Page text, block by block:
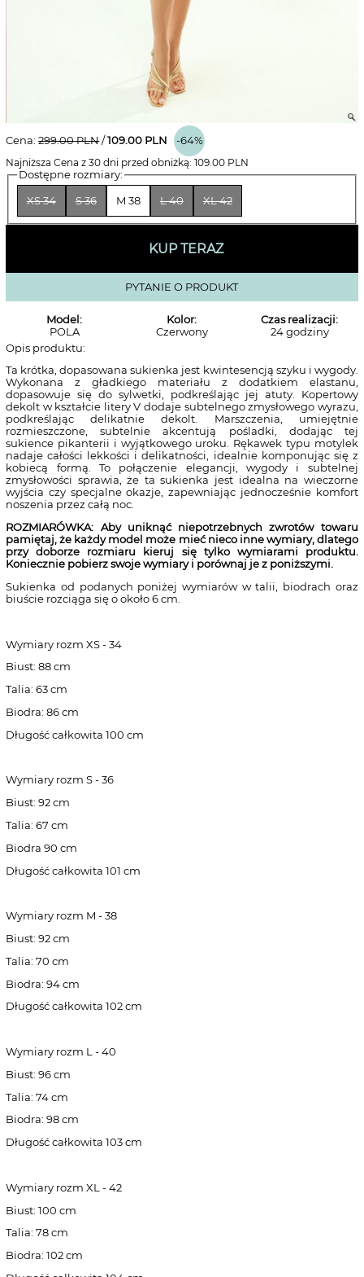
Cena:299.00PLN /109.00 PLN
-64%
Najniższa Cena z 30 dni przed obniżką:109.00 PLN
Dostępne rozmiary:
XS 34 S 36 M 38 L 40 XL 42
KUP TERAZ
PYTANIE O PRODUKT
Model:
POLA
Kolor:
Czerwony
Czas realizacji:
24 godziny
Opis produktu:
Ta krótka, dopasowana sukienka jest kwintesencją szyku i wygody.
Wykonana z gładkiego materiału z dodatkiem elastanu,
dopasowuje się do sylwetki, podkreślając jej atuty. Kopertowy
dekolt w kształcie litery V dodaje subtelnego zmysłowego wyrazu,
podkreślając delikatnie dekolt. Marszczenia, umiejętnie
rozmieszczone, subtelnie akcentują pośladki, dodając tej
sukience pikanterii i wyjątkowego uroku. Rękawek typu motylek
nadaje całości lekkości i delikatności, idealnie komponując się z
kobiecą formą. To połączenie elegancji, wygody i subtelnej
zmysłowości sprawia, że ta sukienka jest idealna na wieczorne
wyjścia czy specjalne okazje, zapewniając jednocześnie komfort
noszenia przez całą noc.
ROZMIARÓWKA: Aby uniknąć niepotrzebnych zwrotów towaru
pamiętaj, że każdy model może mieć nieco inne wymiary, dlatego
przy doborze rozmiaru kieruj się tylko wymiarami produktu.
Koniecznie pobierz swoje wymiary i porównaj je z poniższymi.
Sukienka od podanych poniżej wymiarów w talii, biodrach oraz
biuście rozciąga się o około 6 cm.
Wymiary rozm XS - 34
Biust: 88 cm
Talia: 63 cm
Biodra: 86 cm
Długość całkowita 100 cm
Wymiary rozm S - 36
Biust: 92 cm
Talia: 67 cm
Biodra 90 cm
Długość całkowita 101 cm
Wymiary rozm M - 38
Biust: 92 cm
Talia: 70 cm
Biodra: 94 cm
Długość całkowita 102 cm
Wymiary rozm L - 40
Biust: 96 cm
Talia: 74 cm
Biodra: 98 cm
Długość całkowita 103 cm
Wymiary rozm XL - 42
Biust: 100 cm
Talia: 78 cm
Biodra: 102 cm